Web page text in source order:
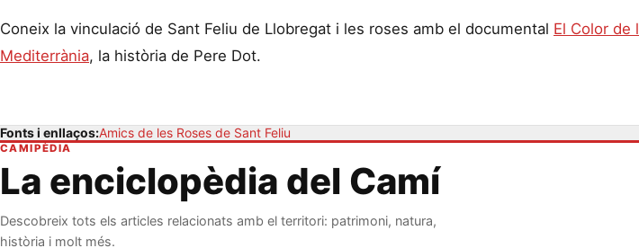
Coneix la vinculació de Sant Feliu de Llobregat i les roses amb el documental El Color de
Mediterrània, la història de Pere Dot.
Fonts i enllaços:Amics de les Roses de Sant Feliu
CAMIPÈDIA
La enciclopèdia del Camí
Descobreix tots els articles relacionats amb el territori: patrimoni, natura,
història i molt més.